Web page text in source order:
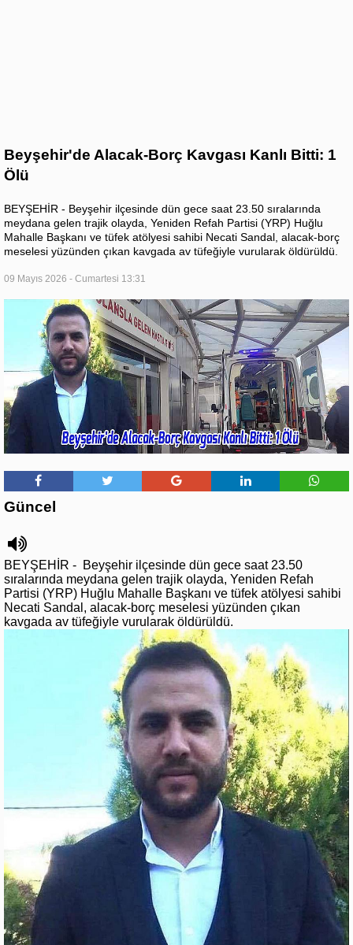
Beyşehir'de Alacak-Borç Kavgası Kanlı Bitti: 1
Ölü
BEYŞEHİR - Beyşehir ilçesinde dün gece saat 23.50 sıralarında
meydana gelen trajik olayda, Yeniden Refah Partisi (YRP) Huğlu
Mahalle Başkanı ve tüfek atölyesi sahibi Necati Sandal, alacak-borç
meselesi yüzünden çıkan kavgada av tüfeğiyle vurularak öldürüldü.
09 Mayıs 2026 - Cumartesi 13:31
Güncel
BEYŞEHİR - Beyşehir ilçesinde dün gece saat 23.50
sıralarında meydana gelen trajik olayda, Yeniden Refah
Partisi (YRP) Huğlu Mahalle Başkanı ve tüfek atölyesi sahibi
Necati Sandal, alacak-borç meselesi yüzünden çıkan
kavgada av tüfeğiyle vurularak öldürüldü.